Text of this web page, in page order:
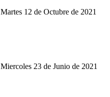
Martes 12 de Octubre de 2021
Miercoles 23 de Junio de 2021